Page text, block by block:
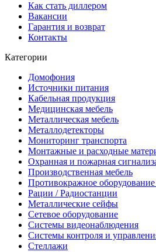
Как стать диллером
Вакансии
Гарантия и возврат
Контакты
Категории
Домофония
Источники питания
Кабельная продукция
Медицинская мебель
Металлическая мебель
Металлодетекторы
Мониторинг транспорта
Монтажные и расходные
Охранная и пожарная
Производственная мебель
Противокражное
Рации / Радиостанции
Металлические сейфы
Сетевое оборудование
Системы видеонаблюдения
Системы контроля и
Стеллажи